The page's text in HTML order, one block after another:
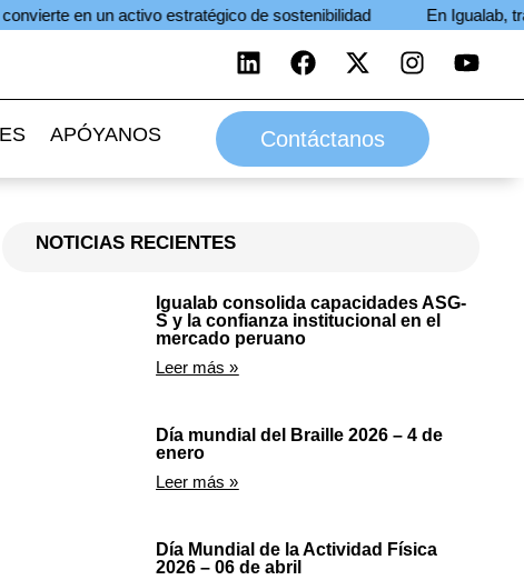
un activo estratégico de sostenibilidad En Igualab,
APÓYANOS Contáctanos
NOTICIAS RECIENTES
Igualab consolida capacidades ASG-
S y la confianza institucional en el
mercado peruano
Leer más »
Día mundial del Braille 2026 – 4 de
enero
Leer más »
Día Mundial de la Actividad Física
2026 – 06 de abril